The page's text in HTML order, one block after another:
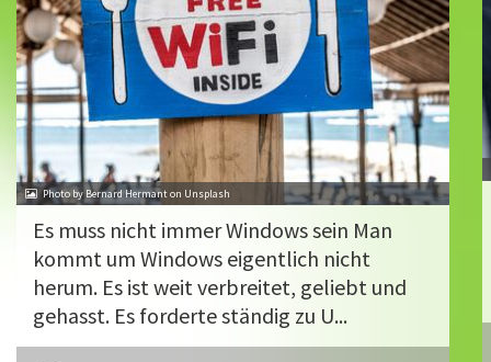
Photo by Bernard Hermant on Unsplash
Es muss nicht immer Windows sein Man
kommt um Windows eigentlich nicht
herum. Es ist weit verbreitet, geliebt und
gehasst. Es forderte ständig zu U...